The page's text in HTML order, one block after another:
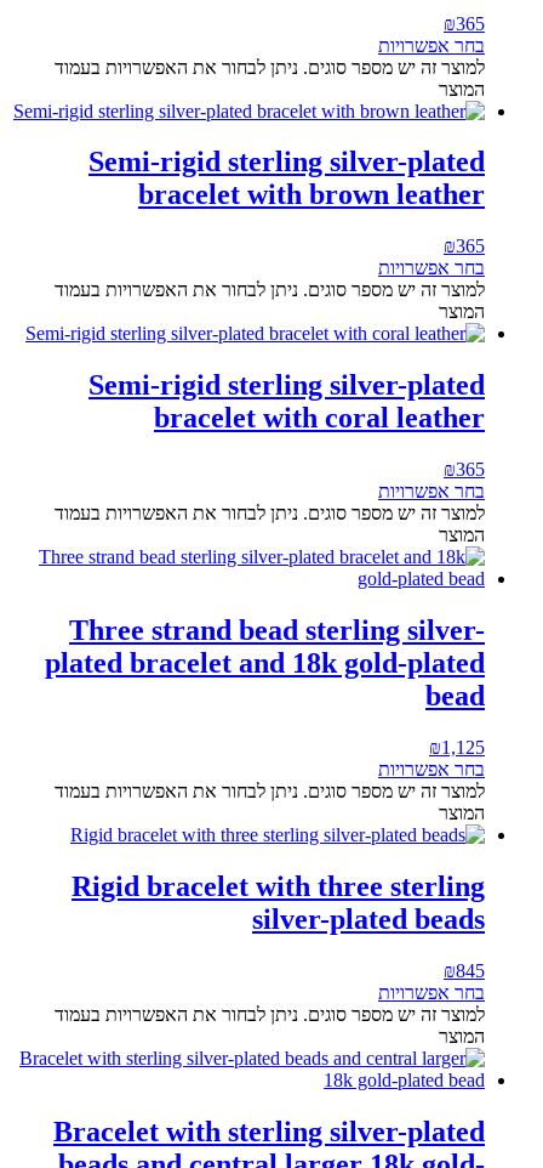
₪365
בחר אפשרויות
למוצר זה יש מספר סוגים. ניתן לבחור את האפשרויות בעמוד
המוצר
Semi-rigid sterling silver-plated
bracelet with brown leather
₪365
בחר אפשרויות
למוצר זה יש מספר סוגים. ניתן לבחור את האפשרויות בעמוד
המוצר
Semi-rigid sterling silver-plated
bracelet with coral leather
₪365
בחר אפשרויות
למוצר זה יש מספר סוגים. ניתן לבחור את האפשרויות בעמוד
המוצר
Three strand bead sterling silver-
plated bracelet and 18k gold-plated
bead
₪1,125
בחר אפשרויות
למוצר זה יש מספר סוגים. ניתן לבחור את האפשרויות בעמוד
המוצר
Rigid bracelet with three sterling
silver-plated beads
₪845
בחר אפשרויות
למוצר זה יש מספר סוגים. ניתן לבחור את האפשרויות בעמוד
המוצר
Bracelet with sterling silver-plated